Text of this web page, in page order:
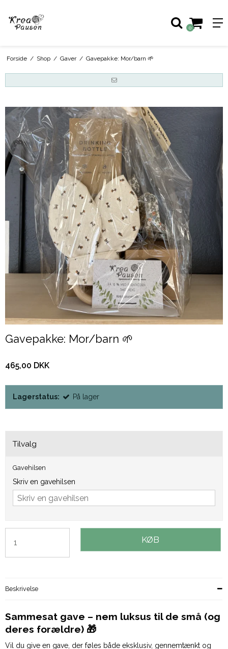
0
Forside / Shop / Gaver / Gavepakke: Mor/barn 🌱
Gavepakke: Mor/barn 🌱
465,00 DKK
Lagerstatus: På lager
Tilvalg
Gavehilsen
Skriv en gavehilsen
KØB
Beskrivelse
Sammesat gave – nem luksus til de små (og
deres forældre) 🎁
Vil du give en gave, der føles både eksklusiv, gennemtænkt og